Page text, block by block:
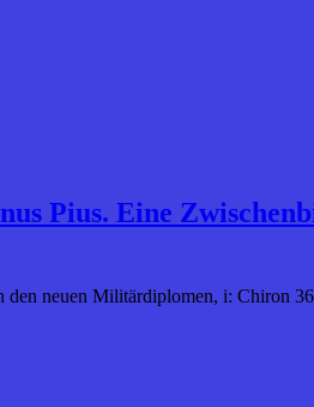
Pius. Eine
neuen Militärdiplomen, i: Chiron